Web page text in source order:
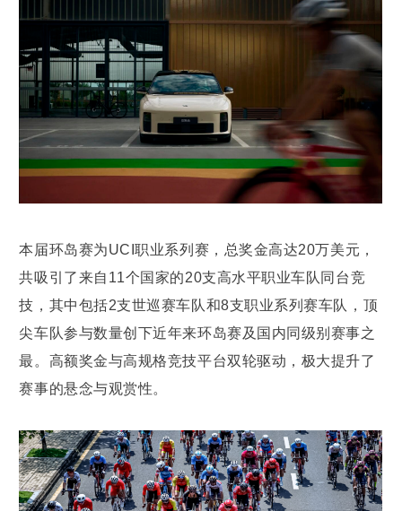
本届环岛赛为UCI职业系列赛，总奖金高达20万美元，
共吸引了来自11个国家的20支高水平职业车队同台竞
技，其中包括2支世巡赛车队和8支职业系列赛车队，顶
尖车队参与数量创下近年来环岛赛及国内同级别赛事之
最。高额奖金与高规格竞技平台双轮驱动，极大提升了
赛事的悬念与观赏性。